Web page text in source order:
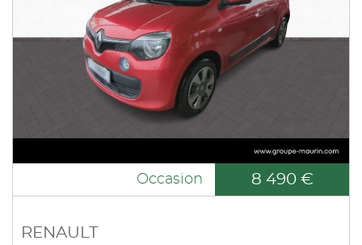
Occasion 8 490 €
RENAULT